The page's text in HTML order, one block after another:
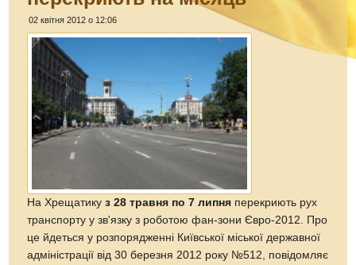
02 квітня 2012 о 12:06
На Хрещатикуз 28 травня по 7 липня перекриють рух
транспорту у зв'язку з роботою фан-зони Євро-2012. Про
це йдеться у розпорядженні Київської міської державної
адміністрації від 30 березня 2012 року №512, повідомляє